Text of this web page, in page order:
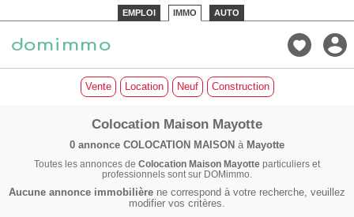
EMPLOI IMMO AUTO
Vente Location Neuf Construction
Colocation Maison Mayotte
0 annonce COLOCATION MAISON à Mayotte
Toutes les annonces de Colocation Maison Mayotte particuliers et
professionnels sont sur DOMimmo.
Aucune annonce immobilière ne correspond à votre recherche, veuillez
modifier vos critères.